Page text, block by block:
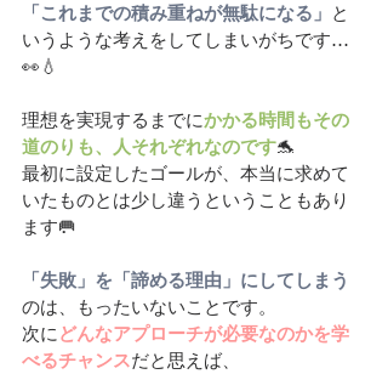
「これまでの積み重ねが無駄になる」 と
いうような考えをしてしまいがちです…
👀💧
理想を実現するまでにかかる時間もその
道のりも、人それぞれなのです🐬
最初に設定したゴールが、本当に求めて
いたものとは少し違うということもあり
ます🥅
「失敗」を「諦める理由」にしてしまう
のは、もったいないことです。
次に どんなアプローチが必要なのかを学
べるチャンスだと思えば、